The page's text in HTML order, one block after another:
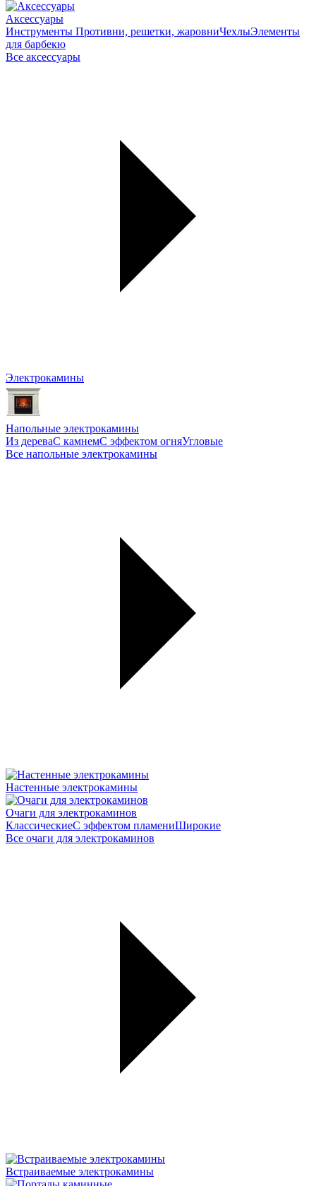
Аксессуары
Инструменты Противни, решетки, жаровниЧехлыЭлементы
для барбекю
Все аксессуары
Электрокамины
Напольные электрокамины
Из дереваС камнемС эффектом огняУгловые
Все напольные электрокамины
Настенные электрокамины
Очаги для электрокаминов
КлассическиеС эффектом пламениШирокие
Все очаги для электрокаминов
Встраиваемые электрокамины